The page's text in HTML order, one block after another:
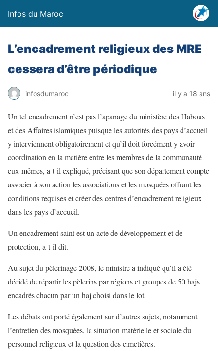
Infos du Maroc
L’encadrement religieux des MRE
cessera d’être périodique
infosdumaroc il y a 18 ans
Un tel encadrement n’est pas l’apanage du ministère des Habous
et des Affaires islamiques puisque les autorités des pays d’accueil
y interviennent obligatoirement et qu’il doit forcément y avoir
coordination en la matière entre les membres de la communauté
eux-mêmes, a-t-il expliqué, précisant que son département compte
associer à son action les associations et les mosquées offrant les
conditions requises et créer des centres d’encadrement religieux
dans les pays d’accueil.
Un encadrement saint est un acte de développement et de
protection, a-t-il dit.
Au sujet du pèlerinage 2008, le ministre a indiqué qu’il a été
décidé de répartir les pèlerins par régions et groupes de 50 hajs
encadrés chacun par un haj choisi dans le lot.
Les débats ont porté également sur d’autres sujets, notamment
l’entretien des mosquées, la situation matérielle et sociale du
personnel religieux et la question des cimetières.